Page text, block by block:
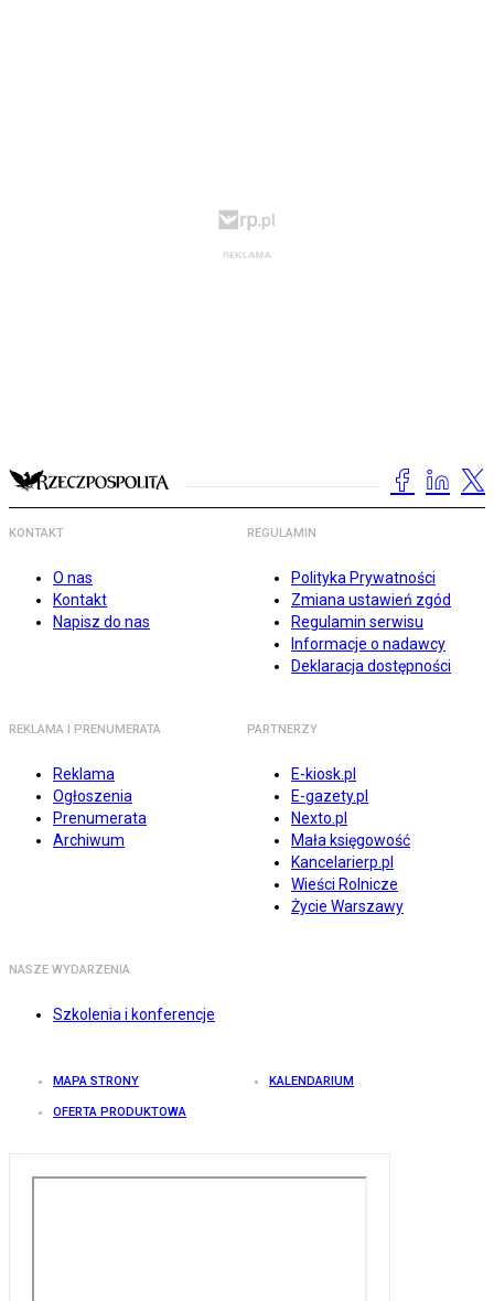
KONTAKT
O nas
Kontakt
Napisz do nas
REGULAMIN
Polityka Prywatności
Zmiana ustawień zgód
Regulamin serwisu
Informacje o nadawcy
Deklaracja dostępności
REKLAMA I PRENUMERATA
Reklama
Ogłoszenia
Prenumerata
Archiwum
PARTNERZY
E-kiosk.pl
E-gazety.pl
Nexto.pl
Mała księgowość
Kancelarierp.pl
Wieści Rolnicze
Życie Warszawy
NASZE WYDARZENIA
Szkolenia i konferencje
MAPA STRONY KALENDARIUM
OFERTA PRODUKTOWA